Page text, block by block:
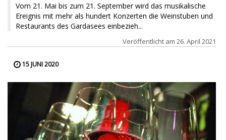
Vom 21. Mai bis zum 21. September wird das musikalische
Ereignis mit mehr als hundert Konzerten die Weinstuben und
Restaurants des Gardasees einbezieh...
Veröffentlicht am 26. April 2021
15 JUNI 2020